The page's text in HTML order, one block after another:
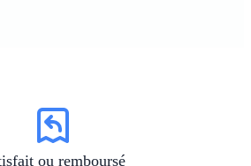
ou remboursé